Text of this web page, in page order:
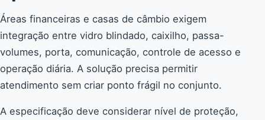
Áreas financeiras e casas de câmbio exigem
integração entre vidro blindado, caixilho, passa-
volumes, porta, comunicação, controle de acesso e
operação diária. A solução precisa permitir
atendimento sem criar ponto frágil no conjunto.
A especificação deve considerar nível de proteção,